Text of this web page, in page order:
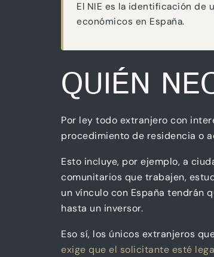
El NIE es la identificación de
económicos en España.
QUIÉN
Por ley todo extranjero con
procedimiento de residencia o
Esto incluye, por ejemplo, a
comunitarios que trabajen,
un vínculo con España tendrán
hasta un inversor.
Eso sí, los únicos extranjeros
exige que el solicitante esté